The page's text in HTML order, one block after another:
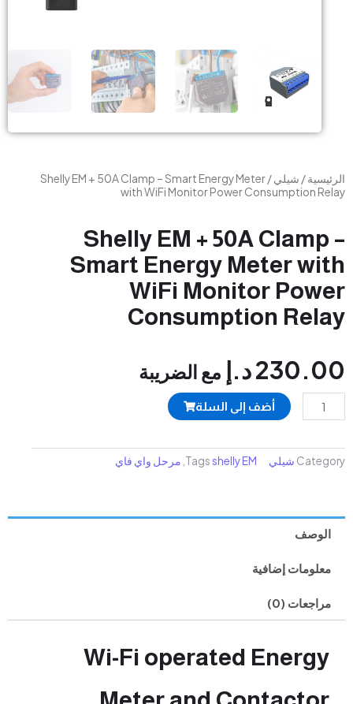
/شيلي / Shelly EM + 50A Clamp – Smart Energy Meter
with WiFi Monitor Power
Shelly EM + 50A
Smart Energy Meter
WiFi Monitor
Consumption
د.إمع الضريبة
أضف إلى السلة
شيلي Tagsshelly EM
,مرحل واي فاي
إضافية
(0)
Wi-Fi operated